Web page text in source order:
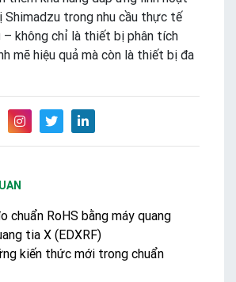
Shimadzu trong nhu cầu thực tế
– không chỉ là thiết bị phân tích
mẽ hiệu quả mà còn là thiết bị đa
chuẩn RoHS bằng máy quang
tia X (EDXRF)
kiến thức mới trong chuẩn